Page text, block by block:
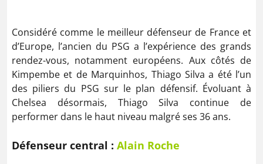
Considéré comme le meilleur défenseur de France et
d’Europe, l’ancien du PSG a l’expérience des grands
rendez-vous, notamment européens. Aux côtés de
Kimpembe et de Marquinhos, Thiago Silva a été l’un
des piliers du PSG sur le plan défensif. Évoluant à
Chelsea désormais, Thiago Silva continue de
performer dans le haut niveau malgré ses 36 ans.
Défenseur central : Alain Roche